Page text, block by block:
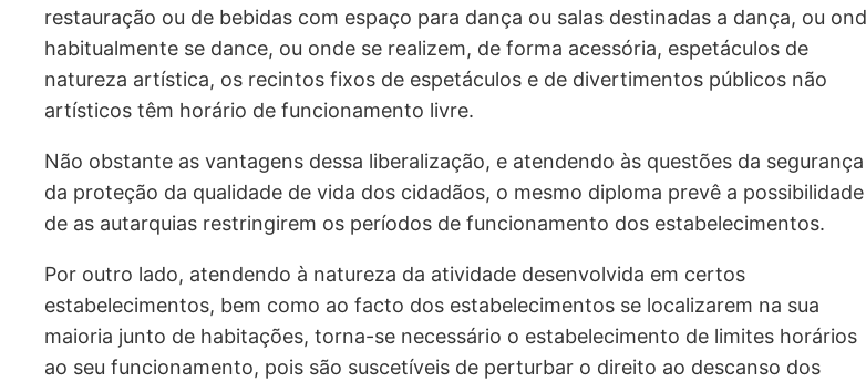
restauração ou de bebidas com espaço para dança ou salas destinadas a dança, ou
habitualmente se dance, ou onde se realizem, de forma acessória, espetáculos de
natureza artística, os recintos fixos de espetáculos e de divertimentos públicos não
artísticos têm horário de funcionamento livre.
Não obstante as vantagens dessa liberalização, e atendendo às questões da
da proteção da qualidade de vida dos cidadãos, o mesmo diploma prevê a possibilidade
de as autarquias restringirem os períodos de funcionamento dos estabelecimentos.
Por outro lado, atendendo à natureza da atividade desenvolvida em certos
estabelecimentos, bem como ao facto dos estabelecimentos se localizarem na sua
maioria junto de habitações, torna-se necessário o estabelecimento de limites horários
ao seu funcionamento, pois são suscetíveis de perturbar o direito ao descanso dos